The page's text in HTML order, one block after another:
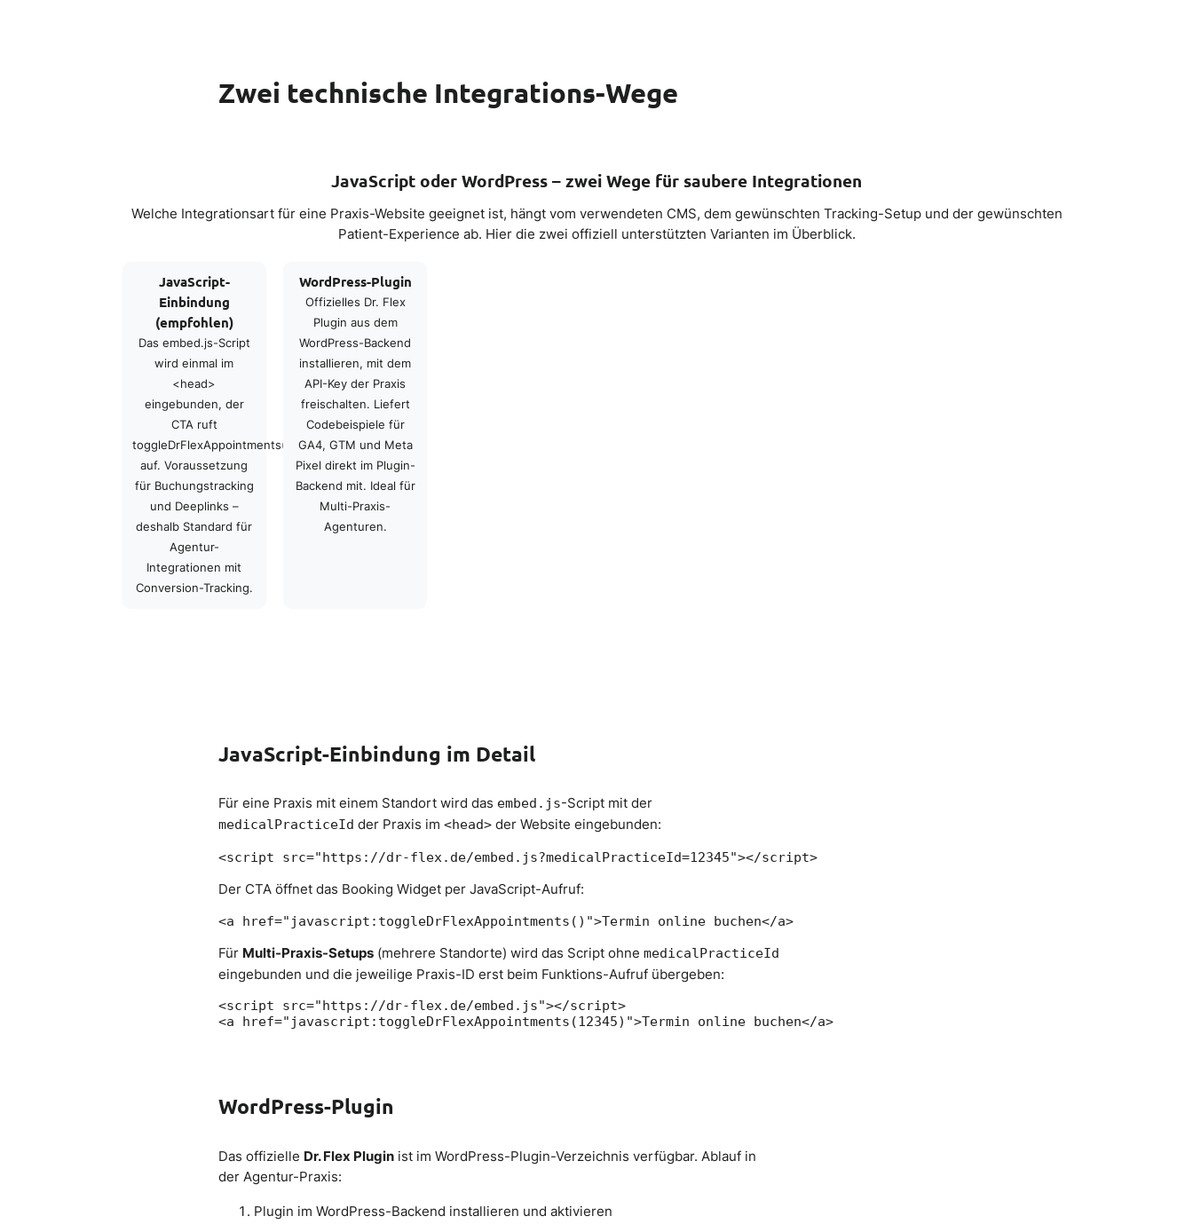
Zwei technische Integrations-Wege
JavaScript oder WordPress – zwei Wege für saubere Integrationen
Welche Integrationsart für eine Praxis-Website geeignet ist, hängt vom verwendeten CMS, dem gewünschten Tracking-Setup und der gewünschten
Patient-Experience ab. Hier die zwei offiziell unterstützten Varianten im Überblick.
JavaScript-
Einbindung
(empfohlen)
Das embed.js-Script
wird einmal im
<head>
eingebunden, der
CTA ruft
toggleDrFlexAppointments()
auf. Voraussetzung
für Buchungstracking
und Deeplinks –
deshalb Standard für
Agentur-
Integrationen mit
Conversion-Tracking.
WordPress-Plugin
Offizielles Dr. Flex
Plugin aus dem
WordPress-Backend
installieren, mit dem
API-Key der Praxis
freischalten. Liefert
Codebeispiele für
GA4, GTM und Meta
Pixel direkt im Plugin-
Backend mit. Ideal für
Multi-Praxis-
Agenturen.
JavaScript-Einbindung im Detail
Für eine Praxis mit einem Standort wird das embed.js-Script mit der
medicalPracticeId der Praxis im<head> der Website eingebunden:
Der CTA öffnet das Booking Widget per JavaScript-Aufruf:
Für Multi-Praxis-Setups (mehrere Standorte) wird das Script ohnemedicalPracticeId
eingebunden und die jeweilige Praxis-ID erst beim Funktions-Aufruf übergeben:
<script src="https://dr-flex.de/embed.js"></script>
WordPress-Plugin
Das offizielle Dr. Flex Plugin ist im WordPress-Plugin-Verzeichnis verfügbar. Ablauf in
der Agentur-Praxis:
Plugin im WordPress-Backend installieren und aktivieren